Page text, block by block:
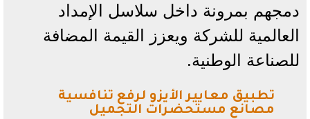
دمجهم بمرونة داخل سلاسل الإمداد
العالمية للشركة ويعزز القيمة المضافة
للصناعة الوطنية.
تطبيق معايير الأيزو لرفع تنافسية
مصانع مستحضرات التجميل